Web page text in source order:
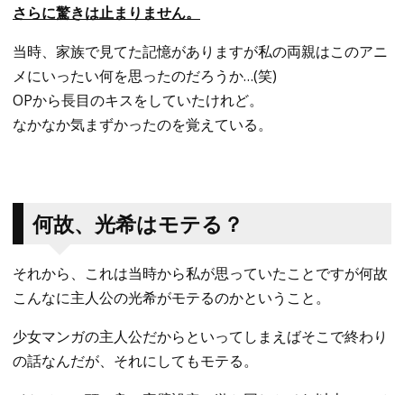
さらに驚きは止まりません。
当時、家族で見てた記憶がありますが私の両親はこのアニ
メにいったい何を思ったのだろうか…(笑)
OPから長目のキスをしていたけれど。
なかなか気まずかったのを覚えている。
何故、光希はモテる？
それから、これは当時から私が思っていたことですが何故
こんなに主人公の光希がモテるのかということ。
少女マンガの主人公だからといってしまえばそこで終わり
の話なんだが、それにしてもモテる。